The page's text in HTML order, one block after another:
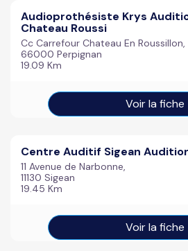
Audioprothésiste Krys
Chateau Roussi
Cc Carrefour Chateau En Roussillon,
66000 Perpignan
19.09 Km
Voir la fiche
Centre Auditif Sigean
11 Avenue de Narbonne,
11130 Sigean
19.45 Km
Voir la fiche